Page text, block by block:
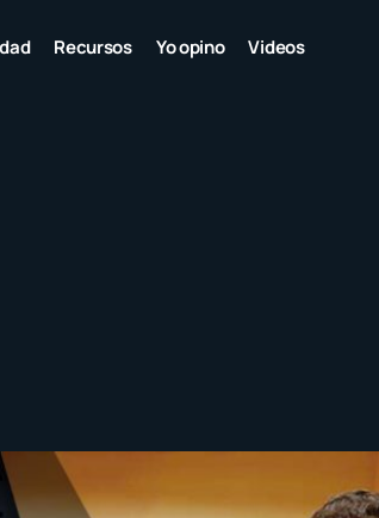
Recursos Yo opino Videos